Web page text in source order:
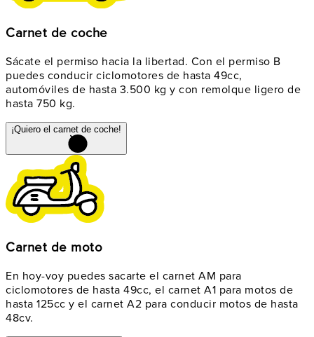
Carnet de coche
Sácate el permiso hacia la libertad. Con el permiso B
puedes conducir ciclomotores de hasta 49cc,
automóviles de hasta 3.500 kg y con remolque ligero de
hasta 750 kg.
¡Quiero el carnet de coche!
Carnet de moto
En hoy-voy puedes sacarte el carnet AM para
ciclomotores de hasta 49cc, el carnet A1 para motos de
hasta 125cc y el carnet A2 para conducir motos de hasta
48cv.